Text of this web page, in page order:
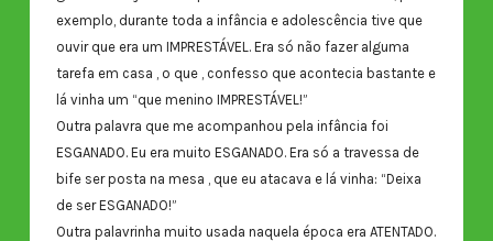
exemplo, durante toda a infância e adolescência tive que
ouvir que era um IMPRESTÁVEL. Era só não fazer alguma
tarefa em casa , o que , confesso que acontecia bastante e
lá vinha um “que menino IMPRESTÁVEL!”
Outra palavra que me acompanhou pela infância foi
ESGANADO. Eu era muito ESGANADO. Era só a travessa de
bife ser posta na mesa , que eu atacava e lá vinha: “Deixa
de ser ESGANADO!”
Outra palavrinha muito usada naquela época era ATENTADO.